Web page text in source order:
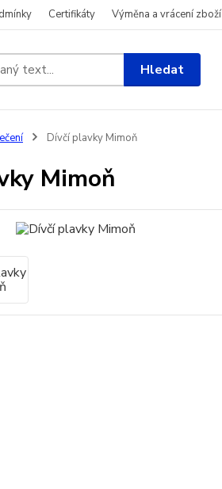
Certifikáty Výměna a vrácení zboží
Hledat
Dívčí plavky Mimoň
Mimoň